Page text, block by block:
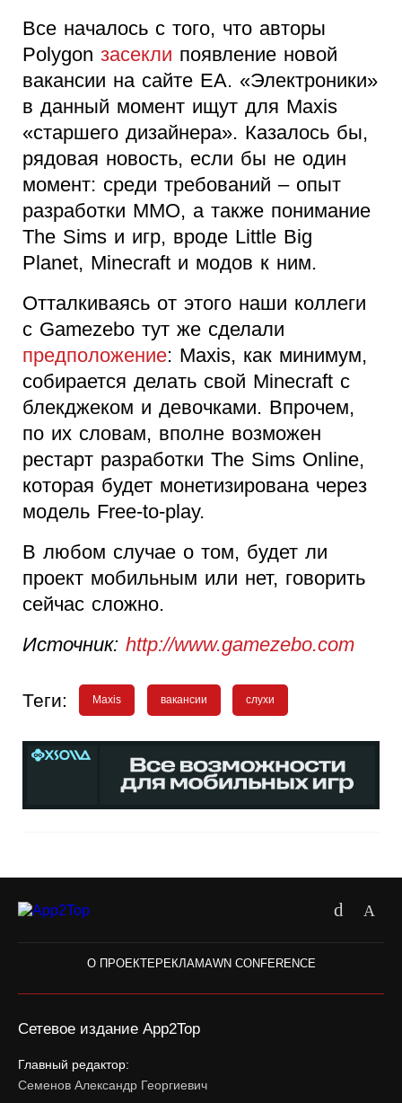
Все началось с того, что авторы
Polygon засекли появление новой
вакансии на сайте EA. «Электроники»
в данный момент ищут для Maxis
«старшего дизайнера». Казалось бы,
рядовая новость, если бы не один
момент: среди требований – опыт
разработки MMO, а также понимание
The Sims и игр, вроде Little Big
Planet, Minecraft и модов к ним.
Отталкиваясь от этого наши коллеги
с Gamezebo тут же сделали
предположение: Maxis, как минимум,
собирается делать свой Minecraft c
блекджеком и девочками. Впрочем,
по их словам, вполне возможен
рестарт разработки The Sims Online,
которая будет монетизирована через
модель Free-to-play.
В любом случае о том, будет ли
проект мобильным или нет, говорить
сейчас сложно.
Источник: http://www.gamezebo.com
Теги: Maxis вакансии слухи
О ПРОЕКТЕРЕКЛАМАWN CONFERENCE
Сетевое издание App2Top
Главный редактор:
Семенов Александр Георгиевич